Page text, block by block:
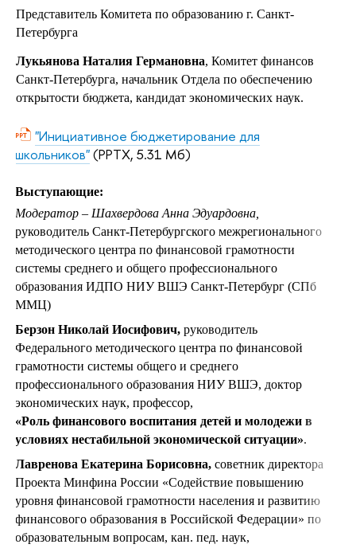
Представитель Комитета по образованию г. Санкт-
Петербурга
Лукьянова Наталия Германовна, Комитет финансов
Санкт-Петербурга, начальник Отдела по обеспечению
открытости бюджета, кандидат экономических наук.
"Инициативное бюджетирование для
школьников"(PPTX, 5.31 Мб)
Выступающие:
Модератор – Шахвердова Анна Эдуардовна,
руководитель Санкт-Петербургского межрегионального
методического центра по финансовой грамотности
системы среднего и общего профессионального
образования ИДПО НИУ ВШЭ Санкт-Петербург (СПб
ММЦ)
Берзон Николай Иосифович, руководитель
Федерального методического центра по финансовой
грамотности системы общего и среднего
профессионального образования НИУ ВШЭ, доктор
экономических наук, профессор,
«Роль финансового воспитания детей и молодежи в
условиях нестабильной экономической ситуации».
Лавренова Екатерина Борисовна, советник директора
Проекта Минфина России «Содействие повышению
уровня финансовой грамотности населения и развитию
финансового образования в Российской Федерации» по
образовательным вопросам, кан. пед. наук,